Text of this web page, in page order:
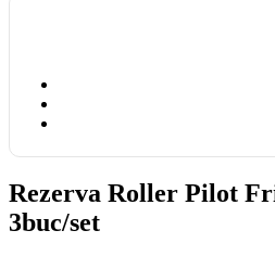
Rezerva Roller Pilot
3buc/set